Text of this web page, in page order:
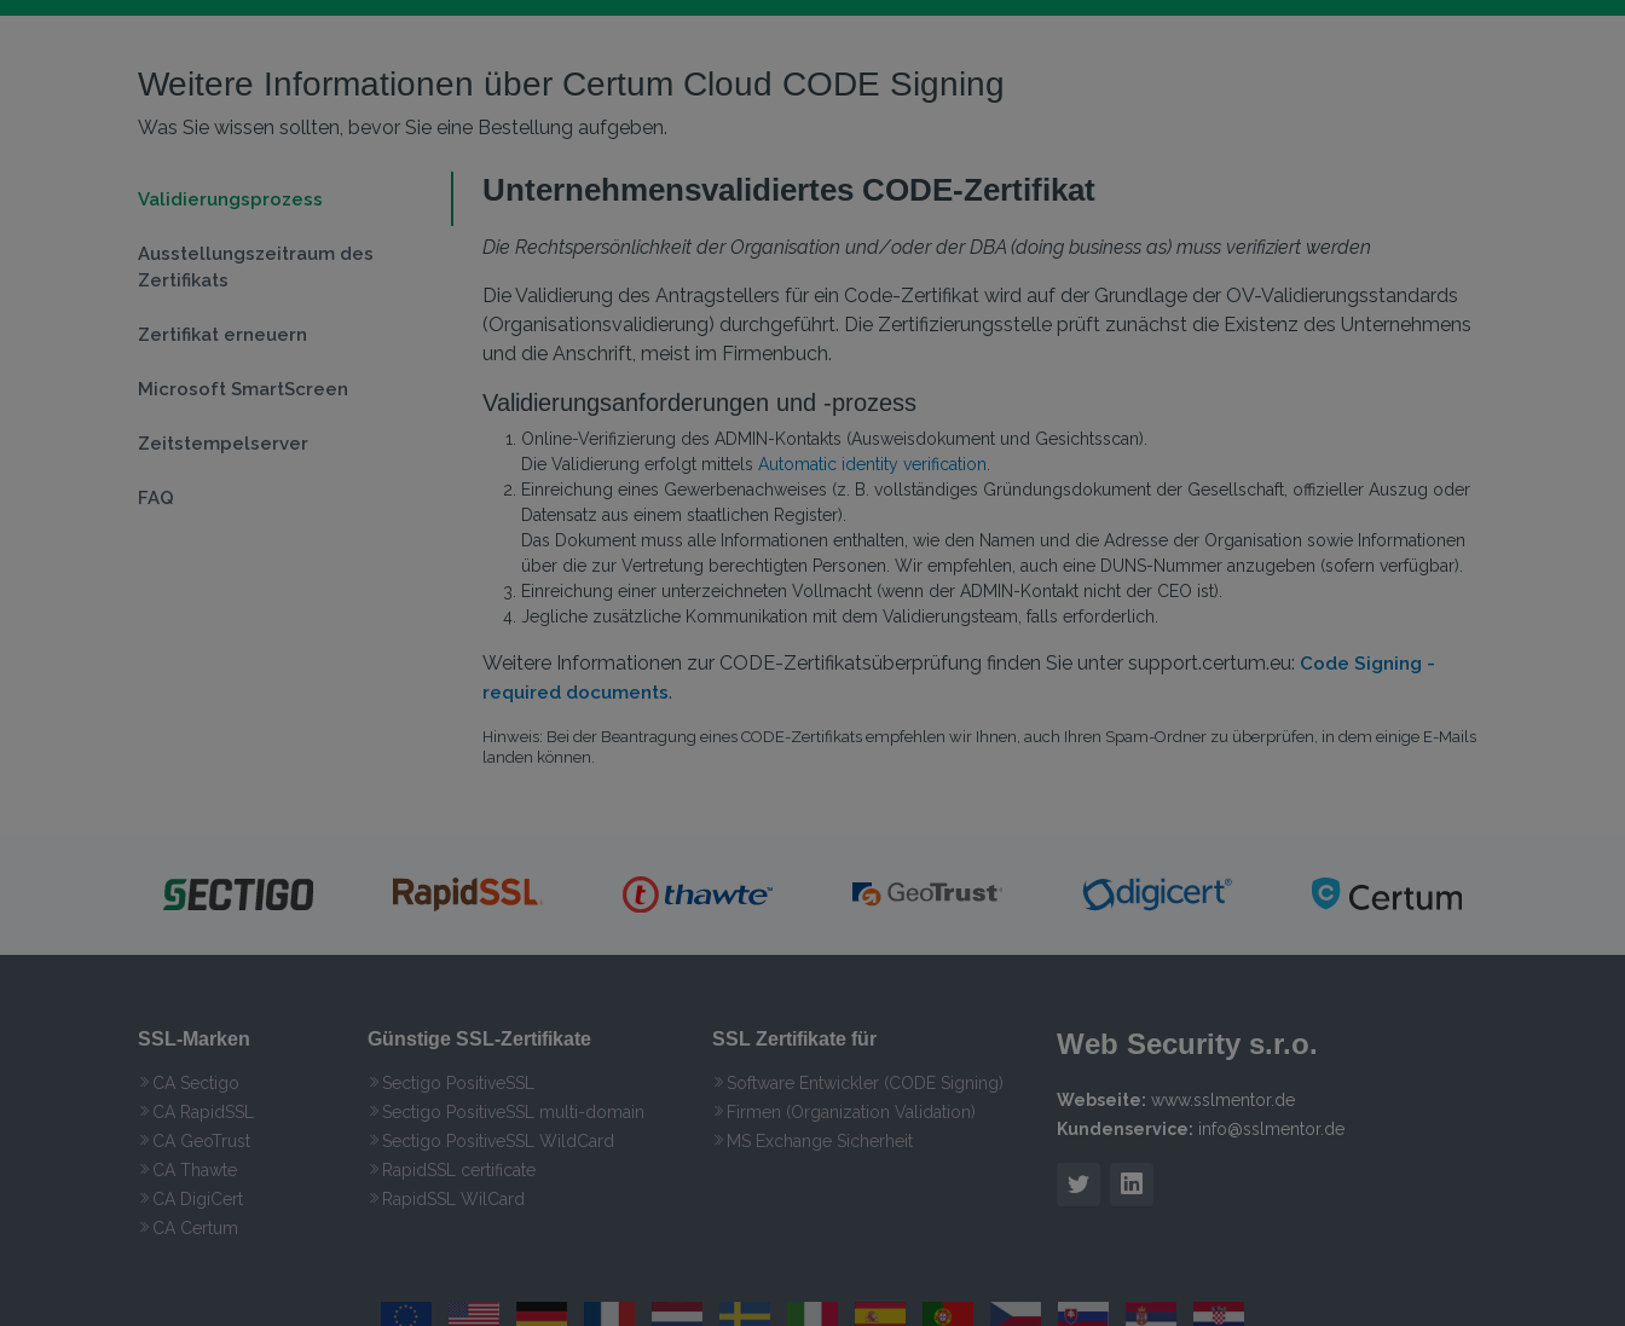
Weitere Informationen über Certum Cloud CODE Signing
Was Sie wissen sollten, bevor Sie eine Bestellung aufgeben.
Validierungsprozess
Ausstellungszeitraum des
Zertifikats
Zertifikat erneuern
Microsoft SmartScreen
Zeitstempelserver
FAQ
Unternehmensvalidiertes CODE-Zertifikat
Die Rechtspersönlichkeit der Organisation und/oder der DBA (doing business as) muss verifiziert werden
Die Validierung des Antragstellers für ein Code-Zertifikat wird auf der Grundlage der OV-Validierungsstandards
(Organisationsvalidierung) durchgeführt. Die Zertifizierungsstelle prüft zunächst die Existenz des Unternehmens
und die Anschrift, meist im Firmenbuch.
Validierungsanforderungen und -prozess
Online-Verifizierung des ADMIN-Kontakts (Ausweisdokument und Gesichtsscan).
Die Validierung erfolgt mittels Automatic identity verification
Einreichung eines Gewerbenachweises (z. B. vollständiges Gründungsdokument der Gesellschaft, offizieller Auszug oder
Datensatz aus einem staatlichen Register).
Das Dokument muss alle Informationen enthalten, wie den Namen und die Adresse der Organisation sowie Informationen
über die zur Vertretung berechtigten Personen. Wir empfehlen, auch eine DUNS-Nummer anzugeben (sofern verfügbar).
Einreichung einer unterzeichneten Vollmacht (wenn der ADMIN-Kontakt nicht der CEO ist).
Jegliche zusätzliche Kommunikation mit dem Validierungsteam, falls erforderlich.
Weitere Informationen zur CODE-Zertifikatsüberprüfung finden Sie unter support.certum.eu: Code Signing -
required documents.
Hinweis: Bei der Beantragung eines CODE-Zertifikats empfehlen wir Ihnen, auch Ihren Spam-Ordner zu überprüfen, in dem einige E-Mails
landen können.
SSL-Marken
CA Sectigo
CA RapidSSL
CA GeoTrust
CA Thawte
CA DigiCert
CA Certum
Günstige SSL-Zertifikate
Sectigo PositiveSSL
Sectigo PositiveSSL multi-domain
Sectigo PositiveSSL WildCard
RapidSSL certificate
RapidSSL WilCard
SSL Zertifikate für
Software Entwickler (CODE Signing)
Firmen (Organization Validation)
MS Exchange Sicherheit
Web Security s.r.o.
Webseite: www.sslmentor.de
Kundenservice: info@sslmentor.de